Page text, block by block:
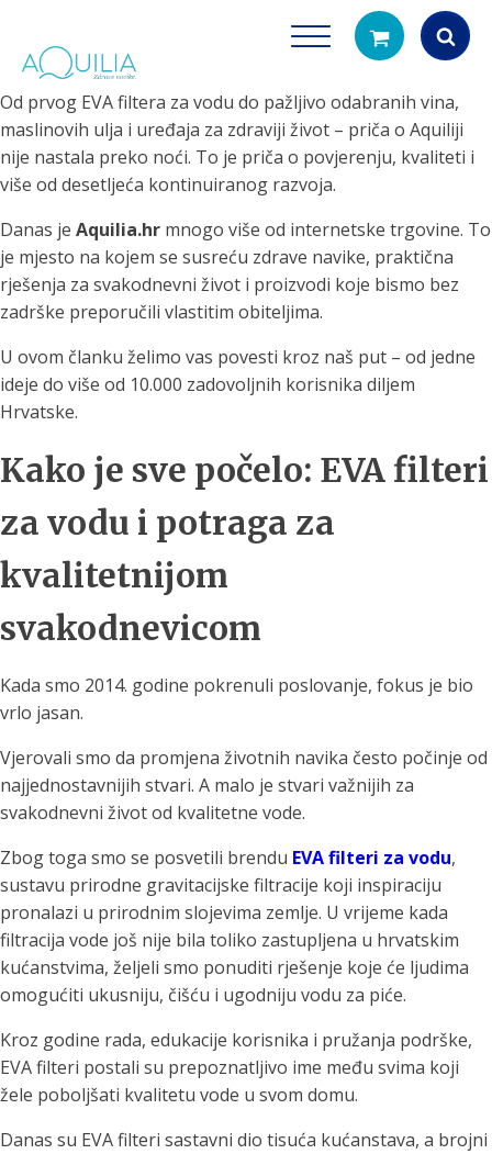
search
Od prvog EVA filtera za vodu do pažljivo odabranih vina,
maslinovih ulja i uređaja za zdraviji život – priča o Aquiliji
nije nastala preko noći. To je priča o povjerenju, kvaliteti i
više od desetljeća kontinuiranog razvoja.
Danas je Aquilia.hr mnogo više od internetske trgovine. To
je mjesto na kojem se susreću zdrave navike, praktična
rješenja za svakodnevni život i proizvodi koje bismo bez
zadrške preporučili vlastitim obiteljima.
U ovom članku želimo vas povesti kroz naš put – od jedne
ideje do više od 10.000 zadovoljnih korisnika diljem
Hrvatske.
Kako je sve počelo: EVA filteri
za vodu i potraga za
kvalitetnijom
svakodnevicom
Kada smo 2014. godine pokrenuli poslovanje, fokus je bio
vrlo jasan.
Vjerovali smo da promjena životnih navika često počinje od
najjednostavnijih stvari. A malo je stvari važnijih za
svakodnevni život od kvalitetne vode.
Zbog toga smo se posvetili brendu EVA filteri za vodu,
sustavu prirodne gravitacijske filtracije koji inspiraciju
pronalazi u prirodnim slojevima zemlje. U vrijeme kada
filtracija vode još nije bila toliko zastupljena u hrvatskim
kućanstvima, željeli smo ponuditi rješenje koje će ljudima
omogućiti ukusniju, čišću i ugodniju vodu za piće.
Kroz godine rada, edukacije korisnika i pružanja podrške,
EVA filteri postali su prepoznatljivo ime među svima koji
žele poboljšati kvalitetu vode u svom domu.
Danas su EVA filteri sastavni dio tisuća kućanstava, a brojni
Tuš glave
filtriranje vode za tuširanje
Vrčevi za
Potpuno prijenosno
čistu vodu za